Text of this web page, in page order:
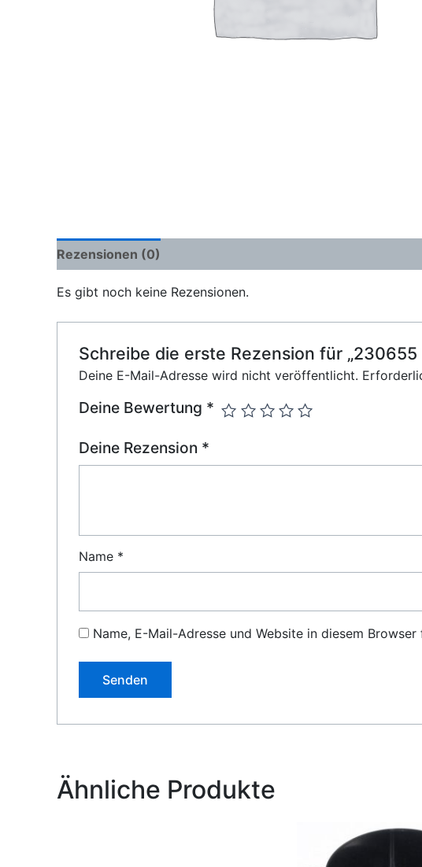
Rezensionen (0)
Es gibt noch keine Rezensionen.
Schreibe die erste Rezension für „230655
Deine E-Mail-Adresse wird nicht veröffentlicht.
Deine Bewertung *
Deine Rezension *
Name *
Name, E-Mail-Adresse und Website in diesem
Ähnliche Produkte